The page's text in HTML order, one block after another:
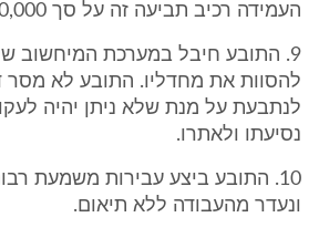
העמידה רכיב תביעה זה על סך 30,000 ₪.
9. התובע חיבל במערכת המיחשוב
להסוות את מחדליו. התובע לא מסר
לנתבעת על מנת שלא ניתן יהיה
נסיעתו ולאתרו.
10. התובע ביצע עבירות משמעת
ונעדר מהעבודה ללא תיאום.